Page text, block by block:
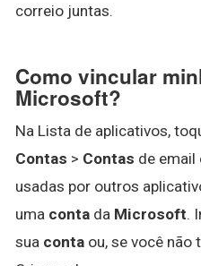
correio juntas.
Como vincular
Microsoft?
Na Lista de aplicativos,
Contas > Contas de email
usadas por outros
uma conta da Microsoft.
sua conta ou, se você não